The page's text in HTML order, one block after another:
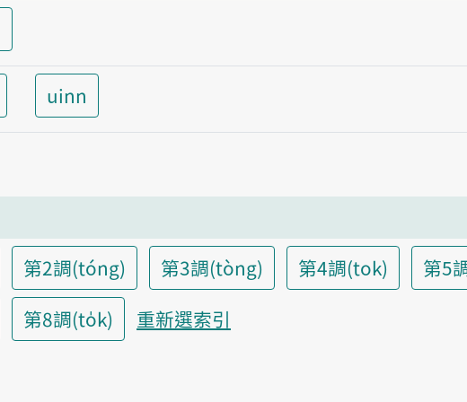
uinn
第2調(tóng) 第3調(tòng) 第4調(tok)
第5
第8調(to̍k) 重新選索引